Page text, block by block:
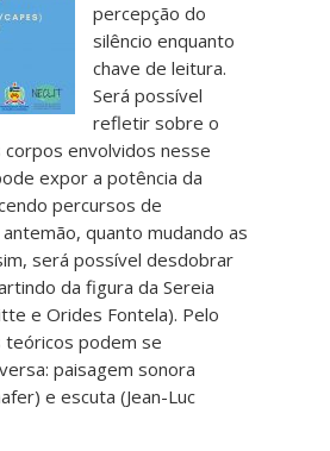
percepção do
silêncio enquanto
chave de leitura.
Será possível
refletir sobre o
corpos envolvidos nesse
expor a potência da
percursos de
quanto mudando as
será possível desdobrar
da figura da Sereia
e Orides Fontela). Pelo
teóricos podem se
paisagem sonora
e escuta (Jean-Luc